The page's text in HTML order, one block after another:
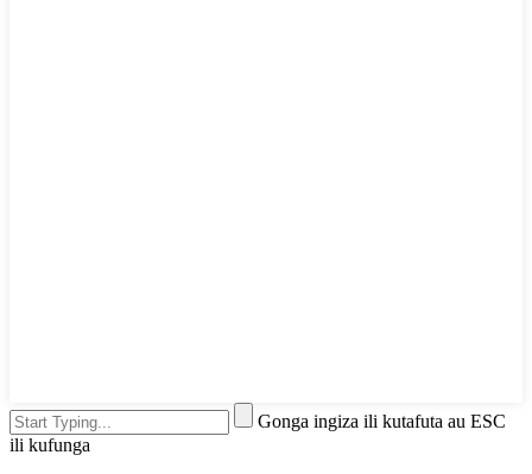
Gonga ingiza ili kutafuta au ESC
ili kufunga